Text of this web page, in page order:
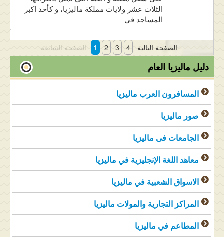
الثلاث عشر ولايات مملكة ماليزيا، و كأحد اكبر
المساجد في
الصفحة السابقة 1 2 3 4 الصفحة التالية
دليل ماليزيا العام
المسافرون العرب ماليزيا
صور ماليزيا
الجامعات فى ماليزيا
معاهد اللغة الإنجليزية في ماليزيا
الاسواق الشعبية في ماليزيا
المراكز التجارية والمولات ماليزيا
المطاعم في ماليزيا